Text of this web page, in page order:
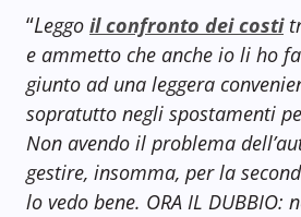
“Leggo il confronto dei costi
e ammetto che anche io li ho
giunto ad una leggera
sopratutto negli spostamenti
Non avendo il problema
gestire, insomma, per la
lo vedo bene. ORA IL DUBBIO: